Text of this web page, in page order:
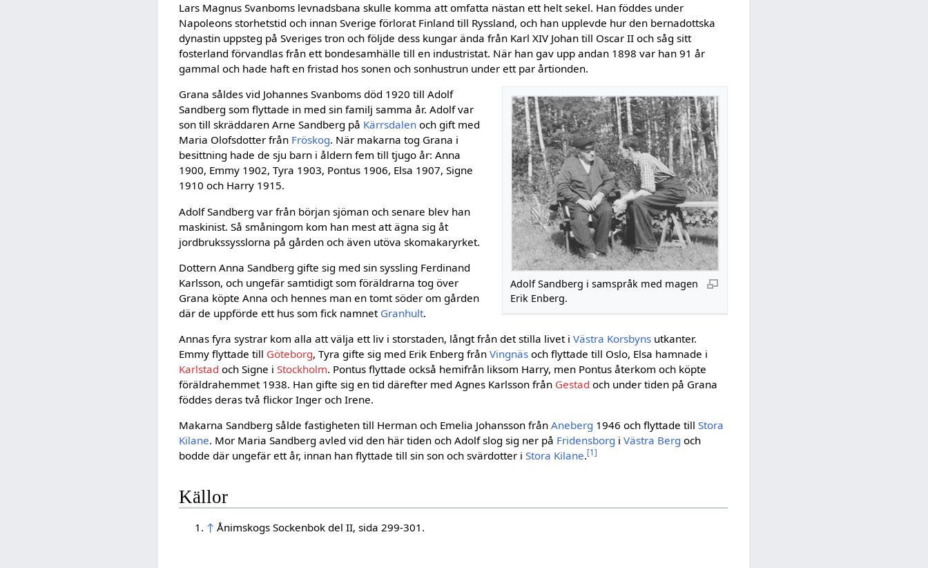
Lars Magnus Svanboms levnadsbana skulle komma att omfatta nästan ett helt sekel. Han föddes under
Napoleons storhetstid och innan Sverige förlorat Finland till Ryssland, och han upplevde hur den bernadottska
dynastin upp­steg på Sveriges tron och följde dess kungar ända från Karl XIV Johan till Oscar II och såg sitt
fosterland förvandlas från ett bondesam­hälle till en industristat. När han gav upp an­dan 1898 var han 91 år
gammal och hade haft en fristad hos sonen och sonhustrun under ett par årtionden.
Adolf Sandberg i samspråk med magen
Erik Enberg.
Grana såldes vid Johannes Svanboms död 1920 till Adolf
Sandberg som flyttade in med sin familj samma år. Adolf var
son till skräddaren Arne Sandberg på Kärrsdalen och gift med
Maria Olofsdotter från Fröskog. När makarna tog Grana i
besittning hade de sju barn i åldern fem till tjugo år: Anna
1900, Emmy 1902, Tyra 1903, Pontus 1906, Elsa 1907, Signe
1910 och Harry 1915.
Adolf Sandberg var från början sjöman och senare blev han
maskinist. Så småningom kom han mest att ägna sig åt
jordbrukssysslorna på gården och även utöva skomakaryrket.
Dottern Anna Sandberg gifte sig med sin syssling Ferdinand
Karlsson, och ungefär sam­tidigt som föräldrarna tog över
Grana köpte Anna och hennes man en tomt söder om gården
där de uppförde ett hus som fick namnet Granhult.
Annas fyra systrar kom alla att välja ett liv i storstaden, långt från det stilla livet iVästra Korsbyns utkanter.
Emmy flyttade till Göteborg, Tyra gifte sig med Erik Enberg frånVingnäs och flyttade till Oslo, Elsa hamnade i
Karlstad och Signe iStockholm. Pontus flyttade också hemi­från liksom Harry, men Pontus återkom och köpte
föräldrahemmet 1938. Han gifte sig en tid därefter med Agnes Karlsson från Gestad och under tiden på Grana
föddes deras två flickor Inger och Irene.
Makarna Sandberg sålde fastigheten till Her­man och Emelia Johansson frånAneberg 1946 och flyttade tillStora
Kilane. Mor Maria Sandberg avled vid den här tiden och Adolf slog sig ner på Fridensborg iVästra Berg och
bodde där ungefär ett år, innan han flyttade till sin son och svärdotter iStora Kilane.[1]
Källor
↑ Ånimskogs Sockenbok del II, sida 299-301.